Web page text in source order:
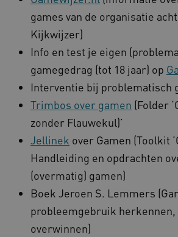
games van de organisatie
Kijkwijzer)
Info en test je eigen
gamegedrag (tot 18 jaar) op
Interventie bij problematisch
Trimbos over gamen (Folder
zonder Flauwekul)’
Jellinek over Gamen (Toolkit
Handleiding en opdrachten
(overmatig) gamen)
Boek Jeroen S. Lemmers
probleemgebruik
overwinnen)
Naam Provider /
_ga
BCSessionID